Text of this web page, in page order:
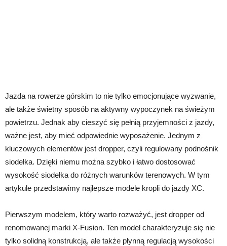
Jazda na rowerze górskim to nie tylko emocjonujące wyzwanie,
ale także świetny sposób na aktywny wypoczynek na świeżym
powietrzu. Jednak aby cieszyć się pełnią przyjemności z jazdy,
ważne jest, aby mieć odpowiednie wyposażenie. Jednym z
kluczowych elementów jest dropper, czyli regulowany podnośnik
siodełka. Dzięki niemu można szybko i łatwo dostosować
wysokość siodełka do różnych warunków terenowych. W tym
artykule przedstawimy najlepsze modele kropli do jazdy XC.
Pierwszym modelem, który warto rozważyć, jest dropper od
renomowanej marki X-Fusion. Ten model charakteryzuje się nie
tylko solidną konstrukcją, ale także płynną regulacją wysokości